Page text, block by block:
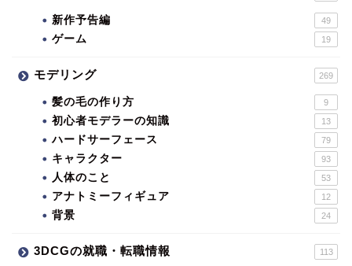
新作予告編 49
ゲーム 19
モデリング 269
髪の毛の作り方 9
初心者モデラーの知識 13
ハードサーフェース 79
キャラクター 93
人体のこと 53
アナトミーフィギュア 12
背景 24
3DCGの就職・転職情報 113